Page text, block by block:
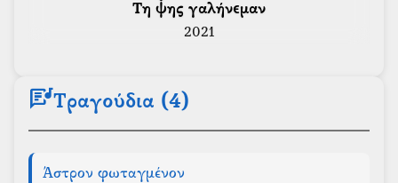
Τη ψ̌ης γαλήνεμαν
2021
lyricsΤραγούδια (4)
Άστρον φωταγμένον